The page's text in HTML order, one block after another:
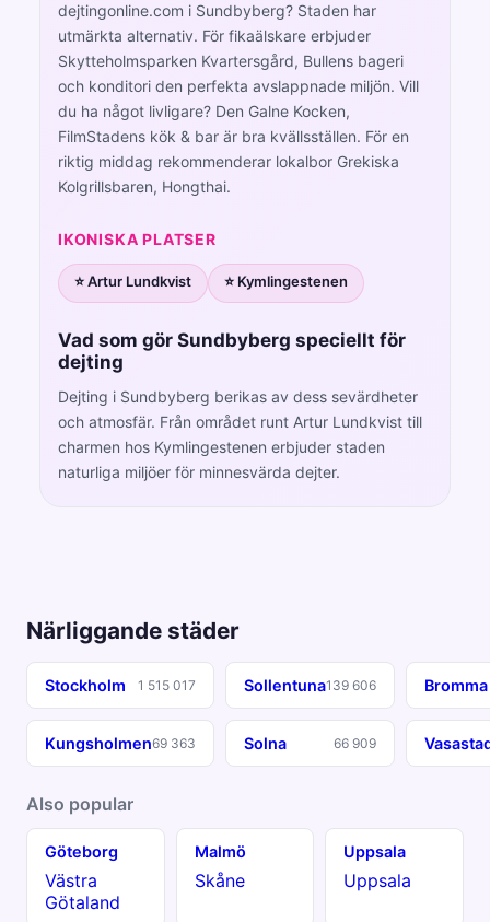
dejtingonline.com i Sundbyberg? Staden har
utmärkta alternativ. För fikaälskare erbjuder
Skytteholmsparken Kvartersgård, Bullens bageri
och konditori den perfekta avslappnade miljön. Vill
du ha något livligare? Den Galne Kocken,
FilmStadens kök & bar är bra kvällsställen. För en
riktig middag rekommenderar lokalbor Grekiska
Kolgrillsbaren, Hongthai.
IKONISKA PLATSER
⭐ Artur Lundkvist ⭐ Kymlingestenen
Vad som gör Sundbyberg speciellt för
dejting
Dejting i Sundbyberg berikas av dess sevärdheter
och atmosfär. Från området runt Artur Lundkvist till
charmen hos Kymlingestenen erbjuder staden
naturliga miljöer för minnesvärda dejter.
Närliggande städer
Stockholm 1 515 017 Sollentuna139 606 Bromma
Kungsholmen69 363 Solna 66 909
Also popular
Göteborg
Västra
Götaland
Malmö
Skåne
Uppsala
Uppsala